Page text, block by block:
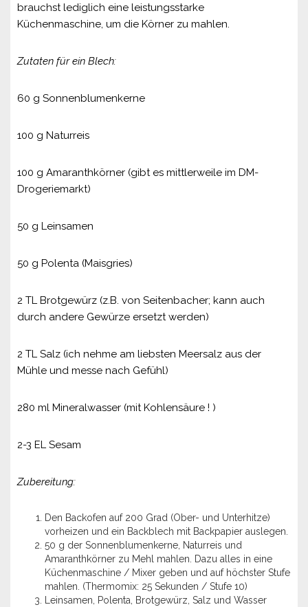
brauchst lediglich eine leistungsstarke
Küchenmaschine, um die Körner zu mahlen.
Zutaten für ein Blech:
60 g Sonnenblumenkerne
100 g Naturreis
100 g Amaranthkörner (gibt es mittlerweile im DM-
Drogeriemarkt)
50 g Leinsamen
50 g Polenta (Maisgries)
2 TL Brotgewürz (z.B. von Seitenbacher; kann auch
durch andere Gewürze ersetzt werden)
2 TL Salz (ich nehme am liebsten Meersalz aus der
Mühle und messe nach Gefühl)
280 ml Mineralwasser (mit Kohlensäure ! )
2-3 EL Sesam
Zubereitung:
Den Backofen auf 200 Grad (Ober- und Unterhitze)
vorheizen und ein Backblech mit Backpapier auslegen.
50 g der Sonnenblumenkerne, Naturreis und
Amaranthkörner zu Mehl mahlen. Dazu alles in eine
Küchenmaschine / Mixer geben und auf höchster Stufe
mahlen. (Thermomix: 25 Sekunden / Stufe 10)
Leinsamen, Polenta, Brotgewürz, Salz und Wasser